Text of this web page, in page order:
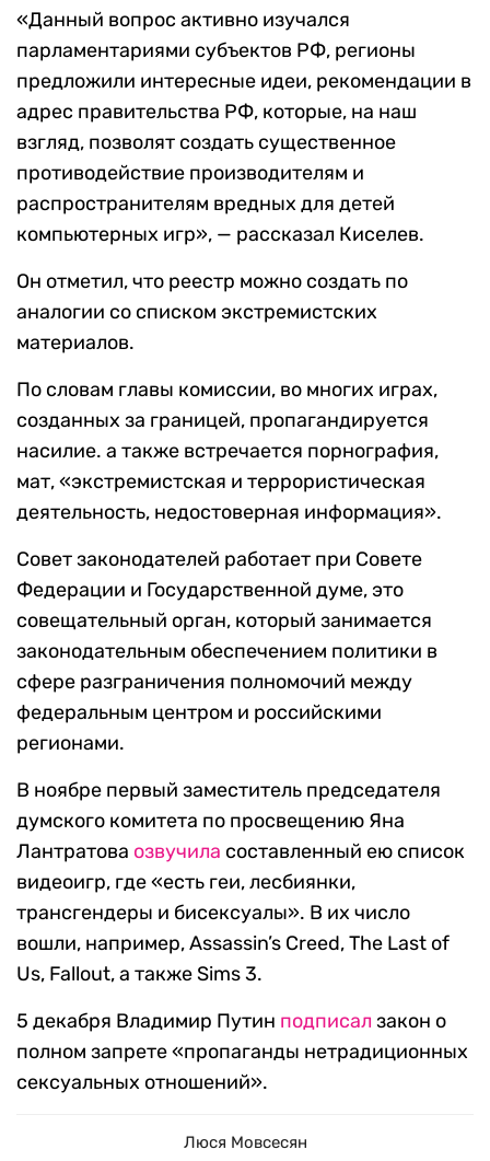
«Данный вопрос активно изучался
парламентариями субъектов РФ, регионы
предложили интересные идеи, рекомендации в
адрес правительства РФ, которые, на наш
взгляд, позволят создать существенное
противодействие производителям и
распространителям вредных для детей
компьютерных игр», — рассказал Киселев.
Он отметил, что реестр можно создать по
аналогии со списком экстремистских
материалов.
По словам главы комиссии, во многих играх,
созданных за границей, пропагандируется
насилие. а также встречается порнография,
мат, «экстремистская и террористическая
деятельность, недостоверная информация».
Совет законодателей работает при Совете
Федерации и Государственной думе, это
совещательный орган, который занимается
законодательным обеспечением политики в
сфере разграничения полномочий между
федеральным центром и российскими
регионами.
В ноябре первый заместитель председателя
думского комитета по просвещению Яна
Лантратова озвучила составленный ею список
видеоигр, где «есть геи, лесбиянки,
трансгендеры и бисексуалы». В их число
вошли, например, Assassin’s Creed, The Last of
Us, Fallout, а также Sims 3.
5 декабря Владимир Путин подписал закон о
полном запрете «пропаганды нетрадиционных
сексуальных отношений».
Люся Мовсесян